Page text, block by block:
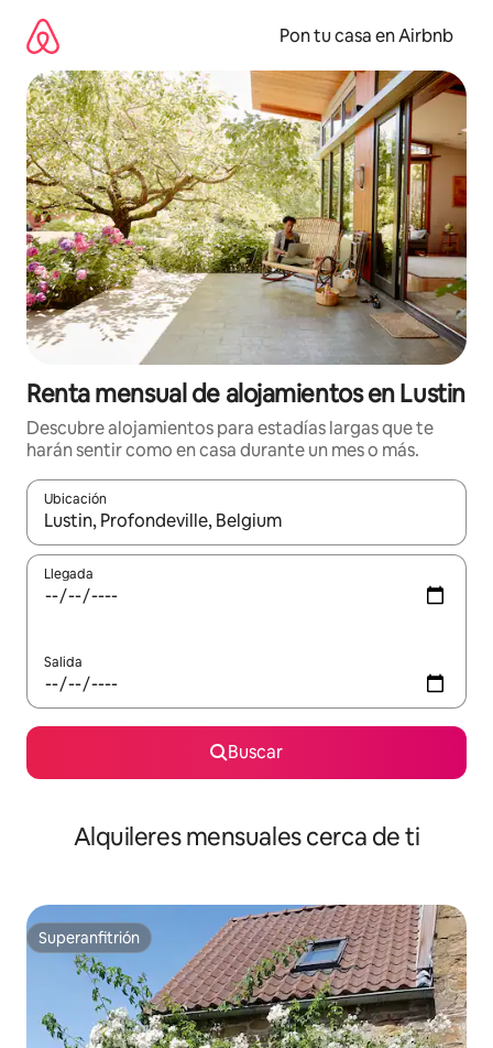
contenido
Pon tu casa en Airbnb
Renta mensual de alojamientos en Lustin
Descubre alojamientos para estadías largas que te
harán sentir como en casa durante un mes o más.
Ubicación
Cuando los resultados estén disponibles, navega con las
Llegada
Salida
Buscar
Alquileres mensuales cerca de ti
Superanfitrión
Superanfitrión